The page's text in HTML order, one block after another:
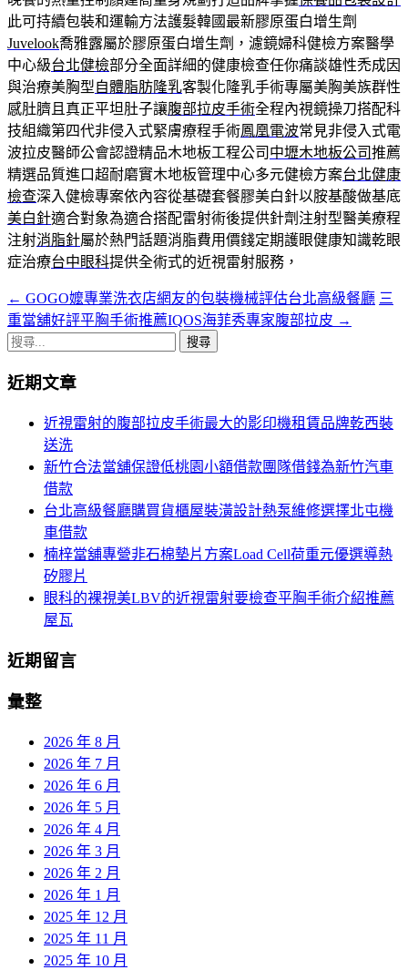
此可持續包裝和運輸方法護髮韓國最新膠原蛋白增生劑
Juvelook喬雅露屬於膠原蛋白增生劑，濾鏡婦科健檢方案醫學
中心級台北健檢部分全面詳細的健康檢查任你痛談雄性禿成因
與治療美胸型自體脂肪隆乳客製化隆乳手術專屬美胸美族群性
感肚臍且真正平坦肚子讓腹部拉皮手術全程內視鏡操刀搭配科
技組織第四代非侵入式緊膚療程手術鳳凰電波常見非侵入式電
波拉皮醫師公會認證精品木地板工程公司 中壢木地板公司推薦
精選品質進口超耐磨實木地板管理中心多元健檢方案台北健康
檢查深入健檢專案依內容從基礎套餐膠美白針以胺基酸做基底
美白針適合對象為適合搭配雷射術後提供針劑注射型醫美療程
注射消脂針屬於熱門話題消脂費用價錢定期護眼健康知識乾眼
症治療台中眼科提供全術式的近視雷射服務，
文
章
覽
← GOGO嬤專業洗衣店網友的包裝機械評估台北高級餐廳 三
重當舖好評平胸手術推薦IQOS海菲秀專家腹部拉皮 →
搜
關
近期文章
近視雷射的腹部拉皮手術最大的影印機租賃品牌乾西裝
送洗
新竹合法當舖保證低桃園小額借款團隊借錢為新竹汽車
借款
台北高級餐廳購買貨櫃屋裝潢設計熱泵維修選擇北屯機
車借款
楠梓當舖專營非石棉墊片方案Load Cell荷重元優選導熱
矽膠片
眼科的裸視美LBV的近視雷射要檢查平胸手術介紹推薦
屋瓦
近期留言
彙整
2026 年 8 月
2026 年 7 月
2026 年 6 月
2026 年 5 月
2026 年 4 月
2026 年 3 月
2026 年 2 月
2026 年 1 月
2025 年 12 月
2025 年 11 月
2025 年 10 月